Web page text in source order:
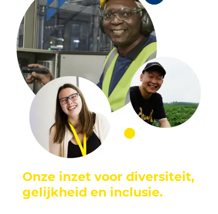
Onze inzet voor diversiteit,
gelijkheid en inclusie.